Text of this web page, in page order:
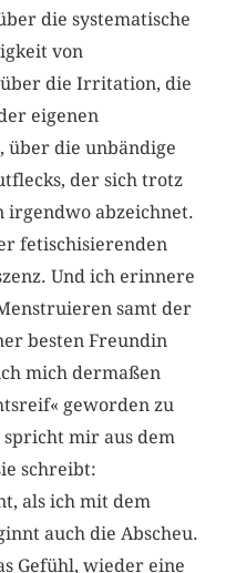
die systematische
von
die Irritation, die
eigenen
die unbändige
der sich trotz
irgendwo abzeichnet.
fetischisierenden
Und ich erinnere
samt der
besten Freundin
mich dermaßen
geworden zu
mir aus dem
schreibt:
als ich mit dem
auch die Abscheu.
Gefühl, wieder eine